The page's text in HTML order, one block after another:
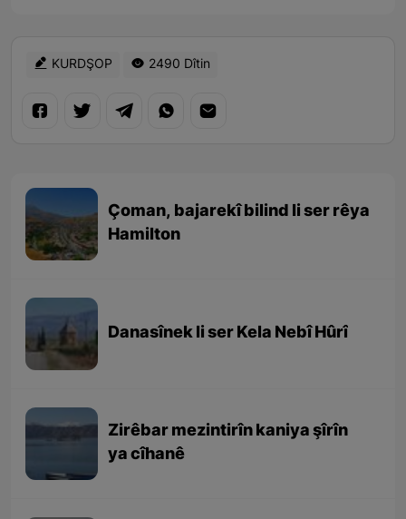
KURDŞOP 2490 Dîtin
Çoman, bajarekî bilind li ser rêya
Hamilton
Danasînek li ser Kela Nebî Hûrî
Zirêbar mezintirîn kaniya şîrîn
ya cîhanê